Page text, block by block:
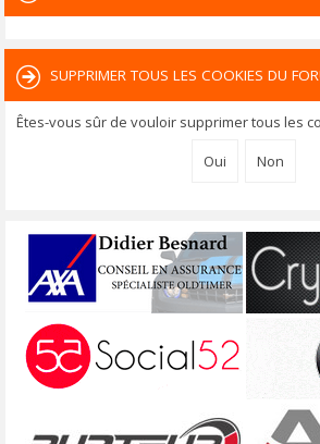
SUPPRIMER TOUS LES COOKIES DU
Êtes-vous sûr de vouloir supprimer tous les